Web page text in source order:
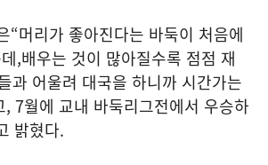
“머리가 좋아진다는 바둑이 처음에
,배우는 것이 많아질수록 점점 재
과 어울려 대국을 하니까 시간가는
, 7월에 교내 바둑리그전에서 우승하
밝혔다.